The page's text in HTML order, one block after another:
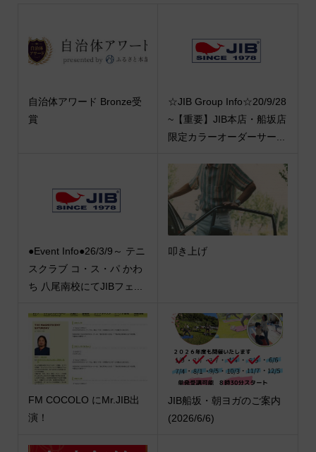
自治体アワード Bronze受
賞
☆JIB Group Info☆20/9/28
~【重要】JIB本店・船坂店
限定カラーオーダーサー...
●Event Info●26/3/9～ テニ
スクラブ コ・ス・パ かわ
ち 八尾南校にてJIBフェ...
叩き上げ
FM COCOLO にMr.JIB出
演！
JIB船坂・朝ヨガのご案内
(2026/6/6)